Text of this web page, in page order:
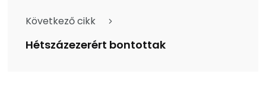
Következő cikk
Hétszázezerért bontottak